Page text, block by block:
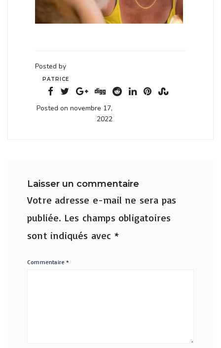
Posted by
PATRICE
Posted on novembre 17,
2022
Laisser un commentaire
Votre adresse e-mail ne sera pas
publiée. Les champs obligatoires
sont indiqués avec *
Commentaire*